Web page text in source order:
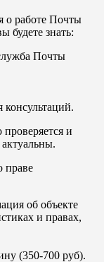
о работе Почты
будете знать:
Почты
и
праве
об объекте
и правах,
(350-700 руб).